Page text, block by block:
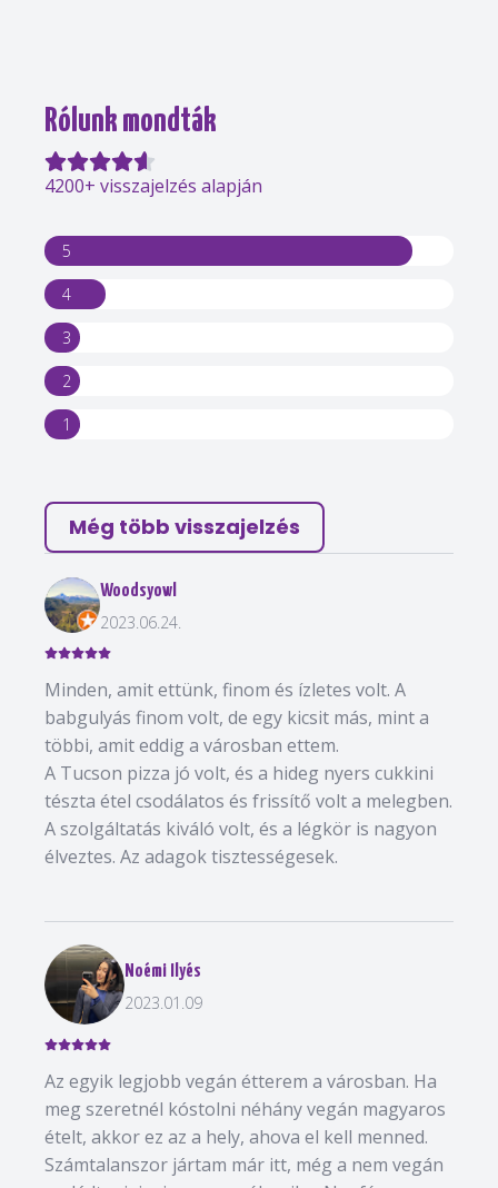
Rólunk mondták
4200+ visszajelzés alapján
5
4
3
2
1
Még több visszajelzés
Woodsyowl
2023.06.24.
Minden, amit ettünk, finom és ízletes volt. A
babgulyás finom volt, de egy kicsit más, mint a
többi, amit eddig a városban ettem.
A Tucson pizza jó volt, és a hideg nyers cukkini
tészta étel csodálatos és frissítő volt a melegben.
A szolgáltatás kiváló volt, és a légkör is nagyon
élveztes. Az adagok tisztességesek.
Noémi Ilyés
2023.01.09
Az egyik legjobb vegán étterem a városban. Ha
meg szeretnél kóstolni néhány vegán magyaros
ételt, akkor ez az a hely, ahova el kell menned.
Számtalanszor jártam már itt, még a nem vegán